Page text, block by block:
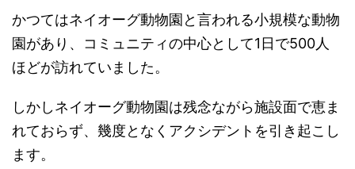
かつてはネイオーグ動物園と言われる小規模な動物
園があり、コミュニティの中心として1日で500人
ほどが訪れていました。
しかしネイオーグ動物園は残念ながら施設面で恵ま
れておらず、幾度となくアクシデントを引き起こし
ます。